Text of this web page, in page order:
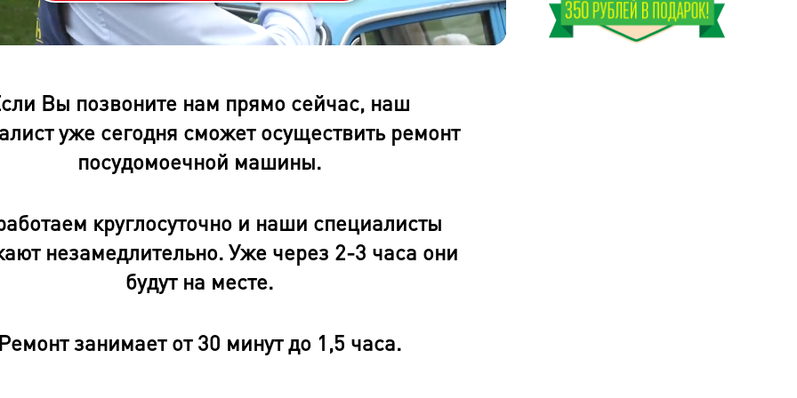
Оставшееся
Вы позвоните нам прямо сейчас, наш
уже сегодня сможет осуществить ремонт
посудомоечной машины.
круглосуточно и наши специалисты
незамедлительно. Уже через 2-3 часа они
будут на месте.
Ремонт занимает от 30 минут до 1,5 часа.